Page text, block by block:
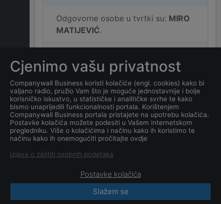
Odgovorne osobe u tvrtki su: MIRO
MATIJEVIĆ.
R.H.G.F. ?
Koji je kontakt tvrtke
R.H.G.F.?
Koji je datum osnivanja
tvrtkeR.H.G.F.?
CompanyWall Business © 2026
korištenja | Obavijest o privatnosti
Cjenimo vašu privatnost
Companywall Business koristi kolačiće (engl. cookies) kako bi
valjano radio, pružio Vam što je moguće jednostavnije i bolje
korisničko iskustvo, u statističke i analitičke svrhe te kako
bismo unaprijedili funkcionalnosti portala. Korištenjem
Companywall Business portala pristajete na upotrebu kolačića.
Postavke kolačića možete podesiti u Vašem internetskom
pregledniku. Više o kolačićima i načinu kako ih koristimo te
načinu kako ih onemogućiti pročitajte ovdje
Izjava o zaštiti osobnih podataka
Postavke kolačića
Slažem se